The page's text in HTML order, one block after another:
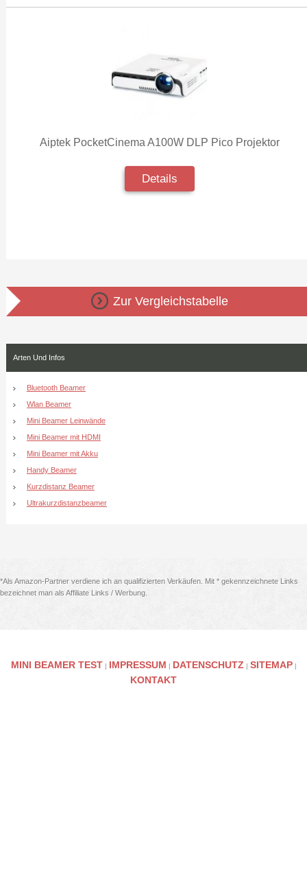
Aiptek PocketCinema A100W DLP Pico Projektor
Details
Zur Vergleichstabelle
Arten Und Infos
Bluetooth Beamer
Wlan Beamer
Mini Beamer Leinwände
Mini Beamer mit HDMI
Mini Beamer mit Akku
Handy Beamer
Kurzdistanz Beamer
Ultrakurzdistanzbeamer
*Als Amazon-Partner verdiene ich an qualifizierten Verkäufen. Mit * gekennzeichnete Links
bezeichnet man als Affiliate Links / Werbung.
MINI BEAMER TEST IMPRESSUM DATENSCHUTZ| SITEMAP|
KONTAKT